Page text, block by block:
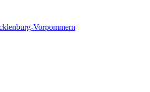
Vorpommern